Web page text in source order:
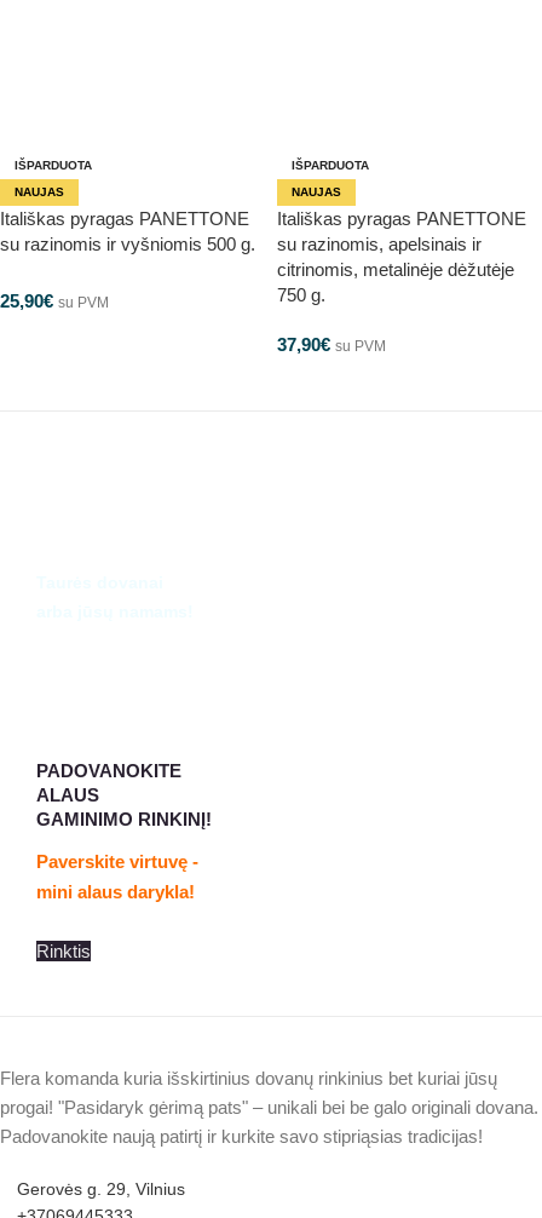
IŠPARDUOTA
NAUJAS
Itališkas pyragas PANETTONE
su razinomis ir vyšniomis 500 g.
25,90€ su PVM
IŠPARDUOTA
NAUJAS
Itališkas pyragas PANETTONE
su razinomis, apelsinais ir
citrinomis, metalinėje dėžutėje
750 g.
37,90€ su PVM
PADOVANOKITE
ALAUS
GAMINIMO RINKINĮ!
Paverskite virtuvę -
mini alaus darykla!
Rinktis
Flera komanda kuria išskirtinius dovanų rinkinius bet kuriai jūsų
progai! "Pasidaryk gėrimą pats" – unikali bei be galo originali dovana.
Padovanokite naują patirtį ir kurkite savo stipriąsias tradicijas!
Gerovės g. 29, Vilnius